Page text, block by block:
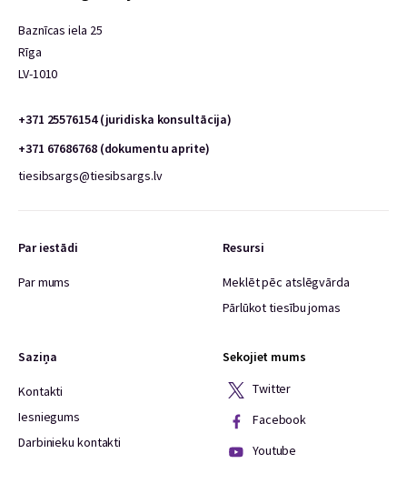
Baznīcas iela 25
Rīga
LV-1010
+371 25576154 (juridiska konsultācija)
+371 67686768 (dokumentu aprite)
tiesibsargs@tiesibsargs.lv
Par iestādi
Par mums
Resursi
Meklēt pēc atslēgvārda
Pārlūkot tiesību jomas
Saziņa
Kontakti
Iesniegums
Darbinieku kontakti
Sekojiet mums
Twitter
Facebook
Youtube